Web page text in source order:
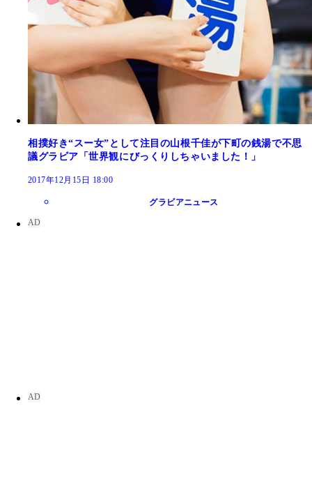
相撲好き“スー女”として注目の山根千佳が下町の銭湯で不思
議グラビア「世界観にびっくりしちゃいました！」
2017年12月15日 18:00
グラビアニュース